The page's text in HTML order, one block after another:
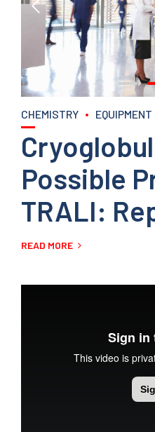
CHEMISTRY EQUIPMENT
Possible
TRALI:
READ MORE